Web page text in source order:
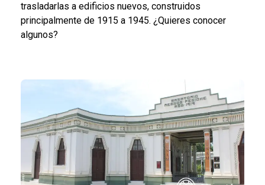
trasladarlas a edificios nuevos, construidos
principalmente de 1915 a 1945. ¿Quieres conocer
algunos?